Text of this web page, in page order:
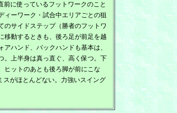
前に使っているフットワークのこと
ィーワーク・試合中エリアごとの狙
のサイドステップ（勝者のフットワ
移動するときも、後ろ足が前足を越
ハンド、バックハンドも基本は、
。上半身は真っ直ぐ、高く保つ。下
ヒットのあとも後ろ脚が前にこな
スがほとんどない。力強いスイング